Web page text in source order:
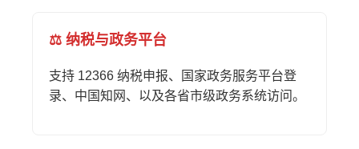
⚖️ 纳税与政务平台
支持 12366 纳税申报、国家政务服务平台登
录、中国知网、以及各省市级政务系统访问。